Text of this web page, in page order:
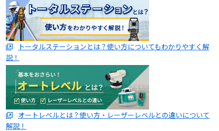
トータルステーションとは？使い方についてもわかりやすく解
説！
オートレベルとは？使い方・レーザーレベルとの違いについて
解説！